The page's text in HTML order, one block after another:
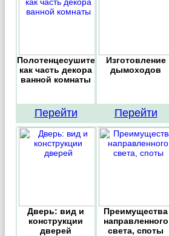
Полотенцесушитель
как часть декора
ванной комнаты
Перейти
Изготовление
дымоходов
Перейти
Дверь: вид и
конструкции
дверей
Преимущества
направленного
света, споты